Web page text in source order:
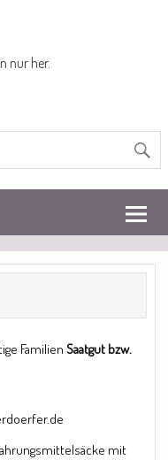
nur her.
Familien Saatgut bzw.
mit